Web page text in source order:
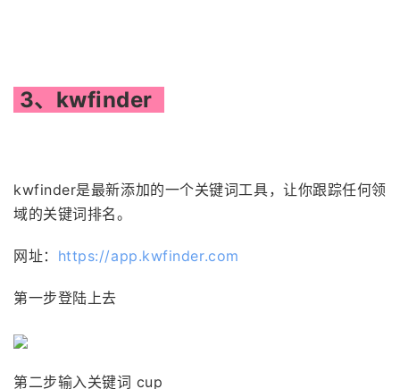
3、kwfinder
kwfinder是最新添加的一个关键词工具，让你跟踪任何领
域的关键词排名。
网址： https://app.kwfinder.com
第一步登陆上去
第二步输入关键词 cup